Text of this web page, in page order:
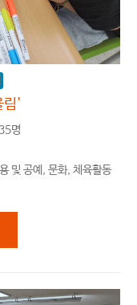
림'
명
및 공예, 문화, 체육활동
울림'